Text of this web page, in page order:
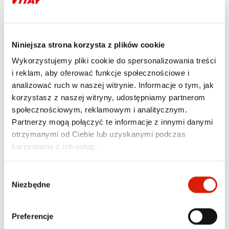
Niniejsza strona korzysta z plików cookie
Wykorzystujemy pliki cookie do spersonalizowania treści
i reklam, aby oferować funkcje społecznościowe i
analizować ruch w naszej witrynie. Informacje o tym, jak
korzystasz z naszej witryny, udostępniamy partnerom
społecznościowym, reklamowym i analitycznym.
Partnerzy mogą połączyć te informacje z innymi danymi
otrzymanymi od Ciebie lub uzyskanymi podczas
korzystania z ich usług.
zgody
Niezbędne
Preferencje
GIRLANDA 10 METRÓW Z
ŻARÓWKĄ FILAMENTOWĄ,
10X1,5W
99,00 zł lub 19 600 pkt
Cena regularna: 129,00 zł
Najniższa cena z 30 dni przed
obniżką: 119,00 zł
MYJKA PAROWA 4145/22,
XVAPOR COMFORT
449,00 zł lub 89 600 pkt